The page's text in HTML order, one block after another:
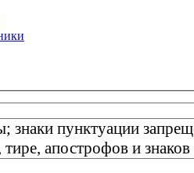
знаки пунктуации
апострофов и